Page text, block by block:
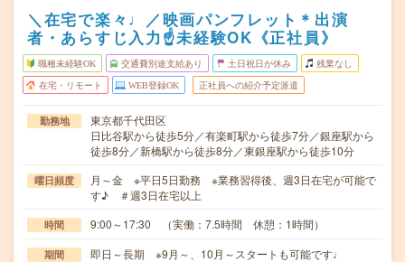
＼在宅で楽々♩／映画パンフレット＊出演
者・あらすじ入力☝未経験OK《正社員》
職種未経験OK 交通費別途支給あり 土日祝日が休み 残業なし
在宅・リモート WEB登録OK 正社員への紹介予定派遣
勤務地
東京都千代田区
日比谷駅から徒歩5分／有楽町駅から徒歩7分／銀座駅から
徒歩8分／新橋駅から徒歩8分／東銀座駅から徒歩10分
曜日頻度
月～金 ※平日5日勤務 ※業務習得後、週3日在宅が可能で
す♪ ＃週3日在宅以上
時間 9:00～17:30 （実働：7.5時間 休憩：1時間）
期間 即日～長期 ※9月～、10月～スタートも可能です♩